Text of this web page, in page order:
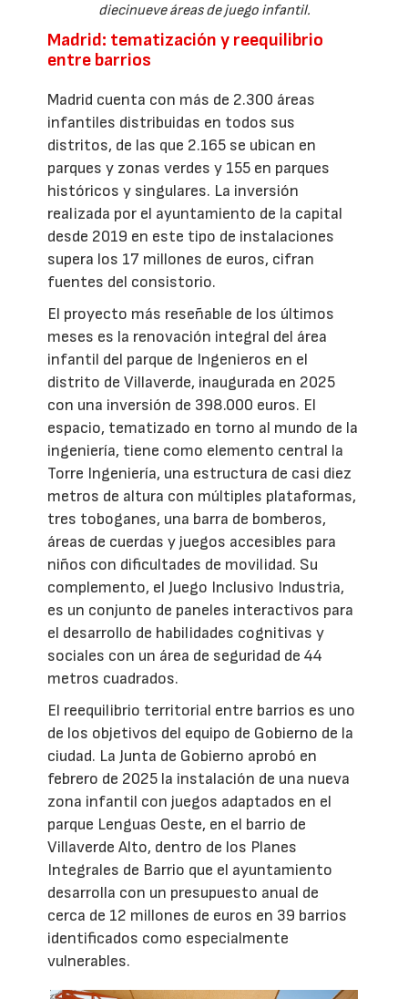
diecinueve áreas de juego infantil.
Madrid: tematización y reequilibrio
entre barrios
Madrid cuenta con más de 2.300 áreas
infantiles distribuidas en todos sus
distritos, de las que 2.165 se ubican en
parques y zonas verdes y 155 en parques
históricos y singulares. La inversión
realizada por el ayuntamiento de la capital
desde 2019 en este tipo de instalaciones
supera los 17 millones de euros, cifran
fuentes del consistorio.
El proyecto más reseñable de los últimos
meses es la renovación integral del área
infantil del parque de Ingenieros en el
distrito de Villaverde, inaugurada en 2025
con una inversión de 398.000 euros. El
espacio, tematizado en torno al mundo de la
ingeniería, tiene como elemento central la
Torre Ingeniería, una estructura de casi diez
metros de altura con múltiples plataformas,
tres toboganes, una barra de bomberos,
áreas de cuerdas y juegos accesibles para
niños con dificultades de movilidad. Su
complemento, el Juego Inclusivo Industria,
es un conjunto de paneles interactivos para
el desarrollo de habilidades cognitivas y
sociales con un área de seguridad de 44
metros cuadrados.
El reequilibrio territorial entre barrios es uno
de los objetivos del equipo de Gobierno de la
ciudad. La Junta de Gobierno aprobó en
febrero de 2025 la instalación de una nueva
zona infantil con juegos adaptados en el
parque Lenguas Oeste, en el barrio de
Villaverde Alto, dentro de los Planes
Integrales de Barrio que el ayuntamiento
desarrolla con un presupuesto anual de
cerca de 12 millones de euros en 39 barrios
identificados como especialmente
vulnerables.